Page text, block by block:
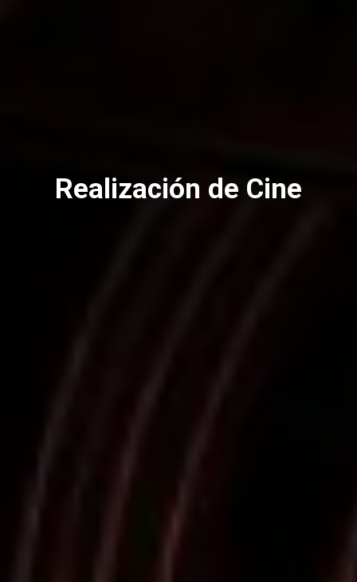
Realización de Cine